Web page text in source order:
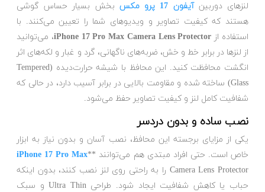
لنزهای دوربینآیفون 17 پرو مکس
بخش بسیار حساس گوشی
هستند که کیفیت تصاویر و ویدیوهای شما را تعیین می‌کنند. با
استفاده از iPhone 17 Pro Max Camera Lens Protector، می‌توانید
از لنزها در برابر خط و خش، ضربه‌های ناگهانی، گرد و غبار و لکه‌های اثر
انگشت محافظت کنید. این محافظ با شیشه حرارت‌دیده (Tempered
Glass) ساخته شده و مقاومت بالایی در برابر آسیب دارد، در حالی که
شفافیت کامل لنز و کیفیت تصاویر حفظ می‌شود.
نصب ساده و بدون دردسر
یکی از مزایای برجسته این محافظ، نصب آسان و بدون نیاز به ابزار
خاص است. حتی افراد مبتدی هم می‌توانند **iPhone 17 Pro Max
Camera Lens Protector را به راحتی روی لنز نصب کنند، بدون اینکه
حباب یا کاهش شفافیت ایجاد شود. طراحی Ultra Thin و سبک